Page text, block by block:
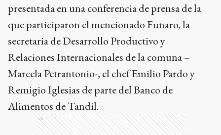
presentada en una conferencia de prensa de la
que participaron el mencionado Funaro, la
secretaria de Desarrollo Productivo y
Relaciones Internacionales de la comuna –
Marcela Petrantonio-, el chef Emilio Pardo y
Remigio Iglesias de parte del Banco de
Alimentos de Tandil.
Ads